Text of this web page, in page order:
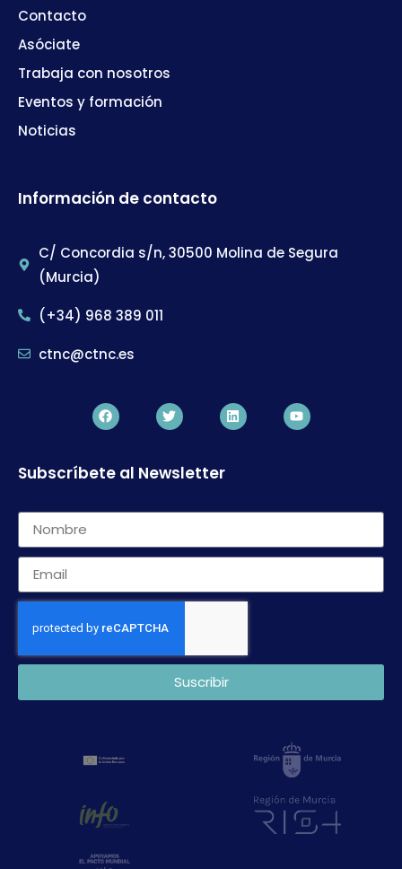
Contacto
Asóciate
Trabaja con nosotros
Eventos y formación
Noticias
Información de contacto
C/ Concordia s/n, 30500 Molina de Segura
(Murcia)
(+34) 968 389 011
ctnc@ctnc.es
Subscríbete al Newsletter
Suscribir